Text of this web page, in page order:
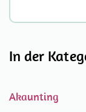
In der
Akaunting